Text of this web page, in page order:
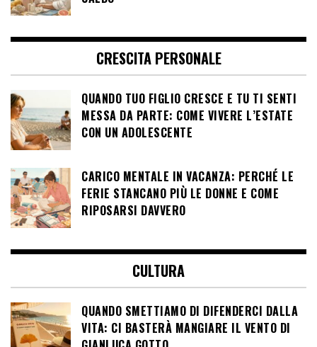
CRESCITA PERSONALE
QUANDO TUO FIGLIO CRESCE E TU TI SENTI
MESSA DA PARTE: COME VIVERE L’ESTATE
CON UN ADOLESCENTE
CARICO MENTALE IN VACANZA: PERCHÉ LE
FERIE STANCANO PIÙ LE DONNE E COME
RIPOSARSI DAVVERO
CULTURA
QUANDO SMETTIAMO DI DIFENDERCI DALLA
VITA: CI BASTERÀ MANGIARE IL VENTO DI